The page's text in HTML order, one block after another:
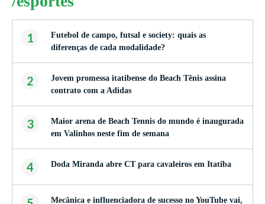
1
Futebol de campo, futsal e society: quais as
diferenças de cada modalidade?
2
Jovem promessa itatibense do Beach Tênis assina
contrato com a Adidas
3
Maior arena de Beach Tennis do mundo é inaugurada
em Valinhos neste fim de semana
4 Doda Miranda abre CT para cavaleiros em Itatiba
Mecânica e influenciadora de sucesso no YouTube vai,